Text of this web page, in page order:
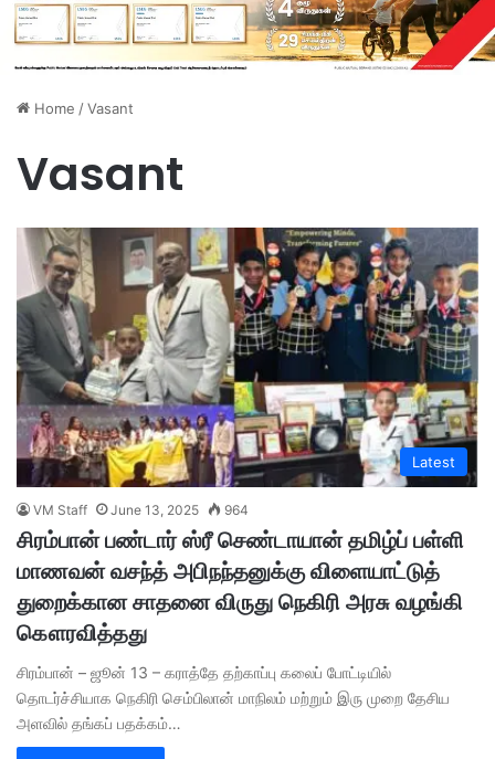
Home /Vasant
Vasant
Latest
VM Staff June 13, 2025 964
சிரம்பான் பண்டார் ஸ்ரீ செண்டாயான் தமிழ்ப் பள்ளி
மாணவன் வசந்த் அபிநந்தனுக்கு விளையாட்டுத்
துறைக்கான சாதனை விருது நெகிரி அரசு வழங்கி
கௌரவித்தது
சிரம்பான் – ஜூன் 13 – கராத்தே தற்காப்பு கலைப் போட்டியில்
தொடர்ச்சியாக நெகிரி செம்பிலான் மாநிலம் மற்றும் இரு முறை தேசிய
அளவில் தங்கப் பதக்கம்…